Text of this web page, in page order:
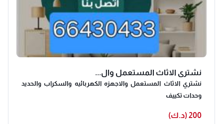
نشتري الاثاث المستعمل وال...
نشتري الاثاث المستعمل والاجهزه الكهربائيه والسكراب والحديد
وحدات تكييف
200 (د.ك)